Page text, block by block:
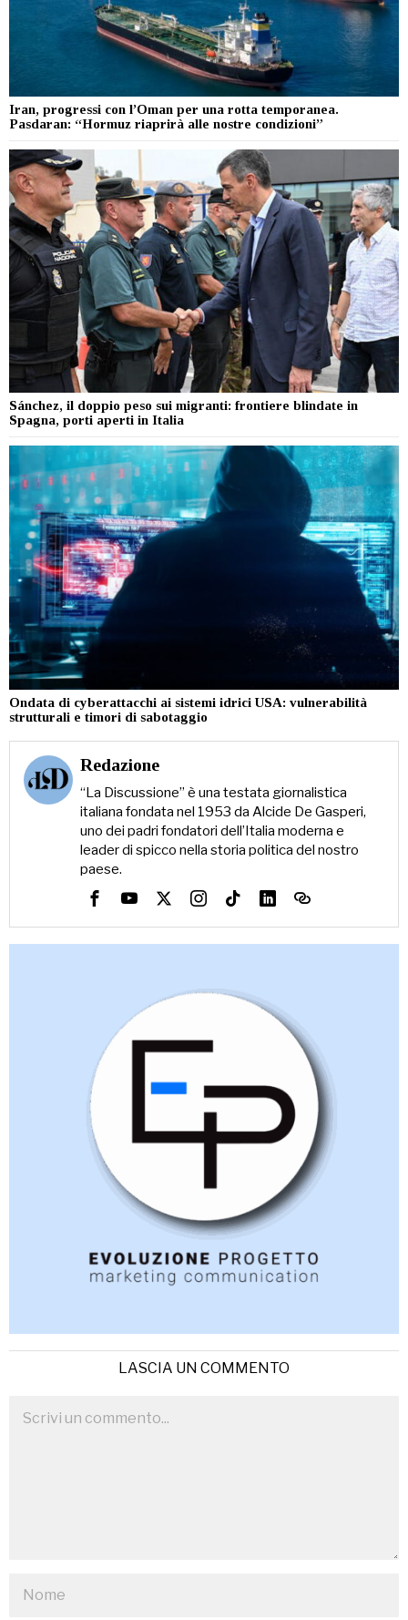
Iran, progressi con l’Oman per una rotta temporanea.
Pasdaran: “Hormuz riaprirà alle nostre condizioni”
Sánchez, il doppio peso sui migranti: frontiere blindate in
Spagna, porti aperti in Italia
Ondata di cyberattacchi ai sistemi idrici USA: vulnerabilità
strutturali e timori di sabotaggio
Redazione
“La Discussione” è una testata giornalistica
italiana fondata nel 1953 da Alcide De Gasperi,
uno dei padri fondatori dell’Italia moderna e
leader di spicco nella storia politica del nostro
paese.
LASCIA UN COMMENTO